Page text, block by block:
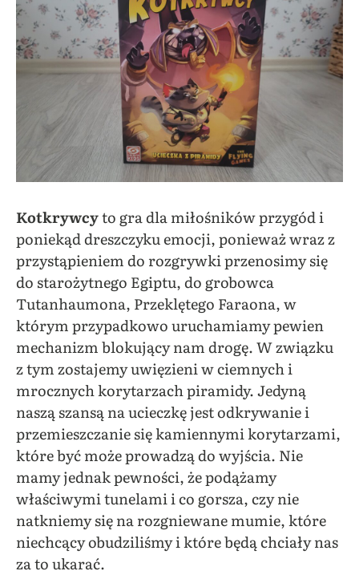
Kotkrywcyto gra dla miłośników przygód i
poniekąd dreszczyku emocji, ponieważ wraz z
przystąpieniem do rozgrywki przenosimy się
do starożytnego Egiptu, do grobowca
Tutanhaumona, Przeklętego Faraona, w
którym przypadkowo uruchamiamy pewien
mechanizm blokujący nam drogę. W związku
z tym zostajemy uwięzieni w ciemnych i
mrocznych korytarzach piramidy. Jedyną
naszą szansą na ucieczkę jest odkrywanie i
przemieszczanie się kamiennymi korytarzami,
które być może prowadzą do wyjścia. Nie
mamy jednak pewności, że podążamy
właściwymi tunelami i co gorsza, czy nie
natkniemy się na rozgniewane mumie, które
niechcący obudziliśmy i które będą chciały nas
za to ukarać.